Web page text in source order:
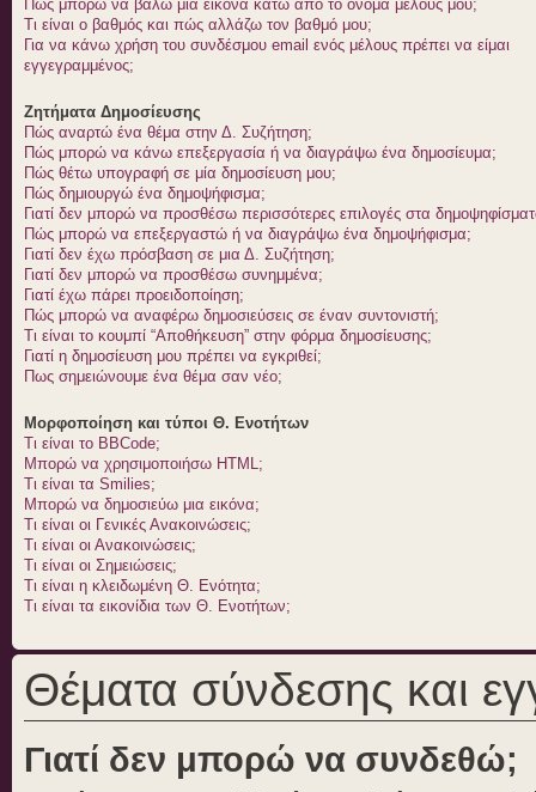
Πώς μπορώ να βάλω μια εικόνα κάτω από το όνομα μέλους μου;
Τι είναι ο βαθμός και πώς αλλάζω τον βαθμό μου;
Για να κάνω χρήση του συνδέσμου email ενός μέλους πρέπει να είμαι
εγγεγραμμένος;
Ζητήματα Δημοσίευσης
Πώς αναρτώ ένα θέμα στην Δ. Συζήτηση;
Πώς μπορώ να κάνω επεξεργασία ή να διαγράψω ένα δημοσίευμα;
Πώς θέτω υπογραφή σε μία δημοσίευση μου;
Πώς δημιουργώ ένα δημοψήφισμα;
Γιατί δεν μπορώ να προσθέσω περισσότερες επιλογές στα
Πώς μπορώ να επεξεργαστώ ή να διαγράψω ένα δημοψήφισμα;
Γιατί δεν έχω πρόσβαση σε μια Δ. Συζήτηση;
Γιατί δεν μπορώ να προσθέσω συνημμένα;
Γιατί έχω πάρει προειδοποίηση;
Πώς μπορώ να αναφέρω δημοσιεύσεις σε έναν συντονιστή;
Τι είναι το κουμπί “Αποθήκευση” στην φόρμα δημοσίευσης;
Γιατί η δημοσίευση μου πρέπει να εγκριθεί;
Πως σημειώνουμε ένα θέμα σαν νέο;
Μορφοποίηση και τύποι Θ. Ενοτήτων
Τι είναι το BBCode;
Μπορώ να χρησιμοποιήσω HTML;
Τι είναι τα Smilies;
Μπορώ να δημοσιεύω μια εικόνα;
Τι είναι οι Γενικές Ανακοινώσεις;
Τι είναι οι Ανακοινώσεις;
Τι είναι οι Σημειώσεις;
Τι είναι η κλειδωμένη Θ. Ενότητα;
Τι είναι τα εικονίδια των Θ. Ενοτήτων;
Θέματα σύνδεσης και
Γιατί δεν μπορώ να συνδεθώ;